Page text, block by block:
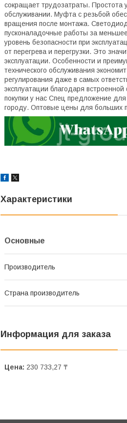
сокращает трудозатраты. Простота
обслуживании. Муфта с резьбой
вращения после монтажа.
пусконаладочные работы за
уровень безопасности при
от перегрева и перегрузки. Это
эксплуатации. Особенности и
технического обслуживания
регулирования даже в самых
эксплуатации благодаря
покупки у нас Спец предложение
городу. Оптовые цены для больших
Характеристики
Основные
Производитель
Страна производитель
Информация для заказа
Цена: 230 733,27 ₸